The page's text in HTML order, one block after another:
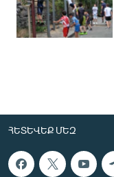
ՀԵՏԵՎԵՔ ՄԵԶ